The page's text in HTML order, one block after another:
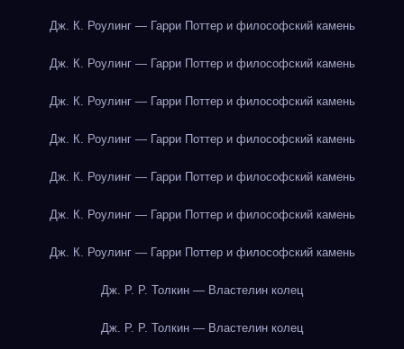
Дж. К. Роулинг — Гарри Поттер и философский камень
Дж. К. Роулинг — Гарри Поттер и философский камень
Дж. К. Роулинг — Гарри Поттер и философский камень
Дж. К. Роулинг — Гарри Поттер и философский камень
Дж. К. Роулинг — Гарри Поттер и философский камень
Дж. К. Роулинг — Гарри Поттер и философский камень
Дж. К. Роулинг — Гарри Поттер и философский камень
Дж. Р. Р. Толкин — Властелин колец
Дж. Р. Р. Толкин — Властелин колец